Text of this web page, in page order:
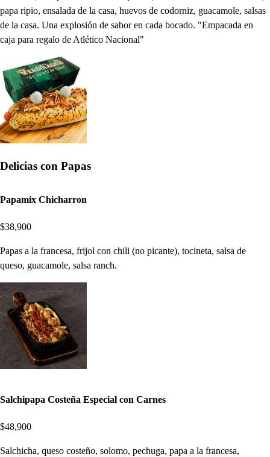
papa ripio, ensalada de la casa, huevos de codorniz, guacamole, salsas
de la casa. Una explosión de sabor en cada bocado. "Empacada en
caja para regalo de Atlético Nacional"
Delicias con Papas
Papamix Chicharron
$38,900
Papas a la francesa, frijol con chili (no picante), tocineta, salsa de
queso, guacamole, salsa ranch.
Salchipapa Costeña Especial con Carnes
$48,900
Salchicha, queso costeño, solomo, pechuga, papa a la francesa,